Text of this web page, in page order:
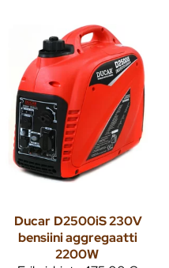
Ducar D2500iS 230V
bensiini aggregaatti
2200W